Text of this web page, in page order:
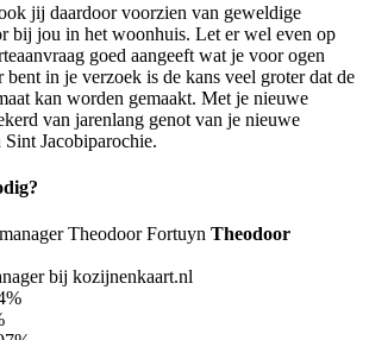
jij daardoor voorzien van geweldige
bij jou in het woonhuis. Let er wel even op
goed aangeeft wat je voor ogen
bent in je verzoek is de kans veel groter dat de
kan worden gemaakt. Met je nieuwe
van jarenlang genot van je nieuwe
Jacobiparochie.
Theodoor
bij kozijnenkaart.nl